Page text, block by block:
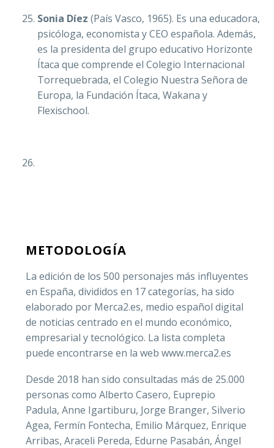
Sonia Díez (País Vasco, 1965). Es una educadora,
psicóloga, economista y CEO española. Además,
es la presidenta del grupo educativo Horizonte
Ítaca que comprende el Colegio Internacional
Torrequebrada, el Colegio Nuestra Señora de
Europa, la Fundación Ítaca, Wakana y
Flexischool.
METODOLOGÍA
La edición de los 500 personajes más influyentes
en España, divididos en 17 categorías, ha sido
elaborado por Merca2.es, medio español digital
de noticias centrado en el mundo económico,
empresarial y tecnológico. La lista completa
puede encontrarse en la web www.merca2.es
Desde 2018 han sido consultadas más de 25.000
personas como Alberto Casero, Euprepio
Padula, Anne Igartiburu, Jorge Branger, Silverio
Agea, Fermín Fontecha, Emilio Márquez, Enrique
Arribas, Araceli Pereda, Edurne Pasabán, Ángel